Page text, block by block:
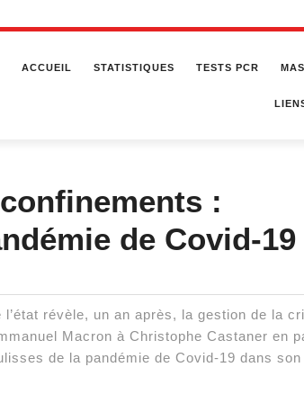
ACCUEIL STATISTIQUES TESTS PCR
:
de Covid-19
révèle, un an après, la gestion de la
Macron à Christophe Castaner en
de la pandémie de Covid-19 dans son